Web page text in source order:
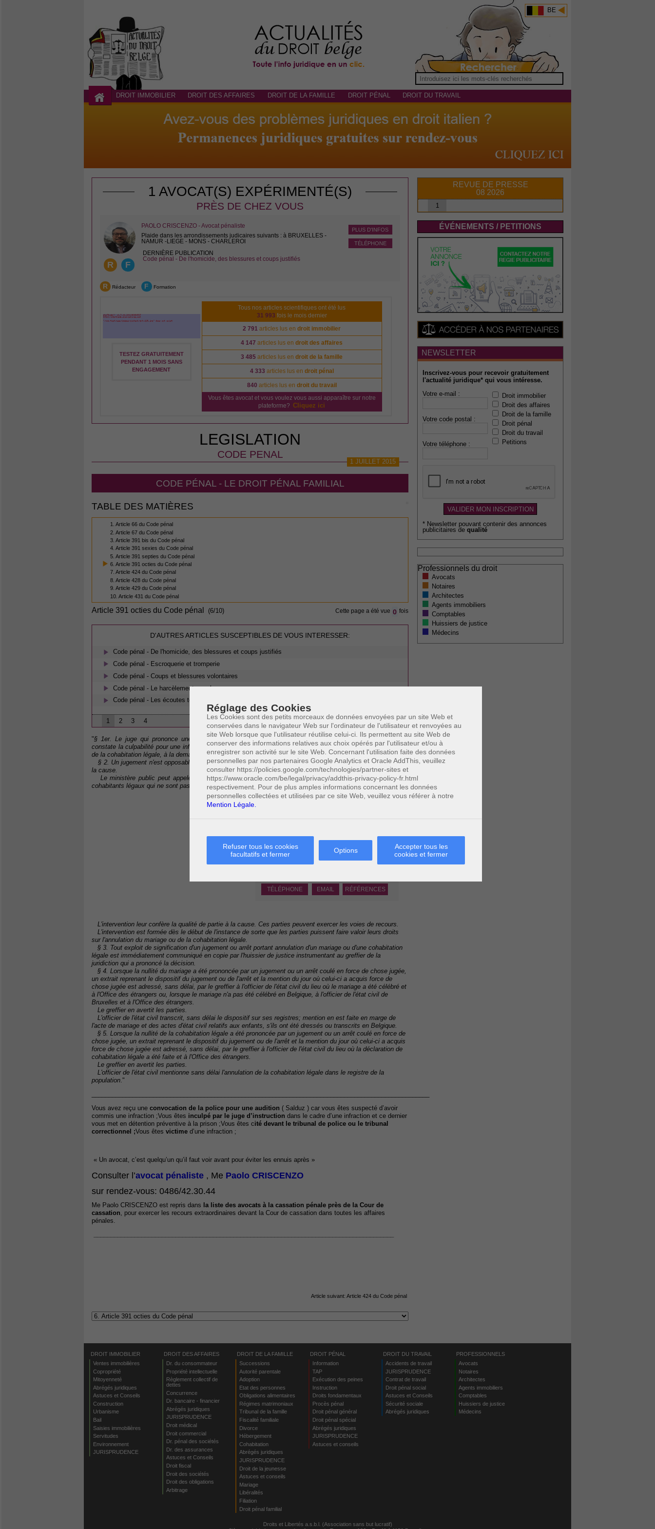
Réglage des Cookies
Les Cookies sont des petits morceaux de données envoyées par un site Web et
conservées dans le navigateur Web sur l'ordinateur de l'utilisateur et renvoyées au
site Web lorsque que l'utilisateur réutilise celui-ci. Ils permettent au site Web de
conserver des informations relatives aux choix opérés par l'utilisateur et/ou à
enregistrer son activité sur le site Web. Concernant l'utilisation faite des données
personnelles par nos partenaires Google Analytics et Oracle AddThis, veuillez
consulter https://policies.google.com/technologies/partner-sites et
https://www.oracle.com/be/legal/privacy/addthis-privacy-policy-fr.html
respectivement. Pour de plus amples informations concernant les données
personnelles collectées et utilisées par ce site Web, veuillez vous référer à notre
Mention Légale.
Refuser tous les cookies
facultatifs et fermer
Options
Accepter tous les
cookies et fermer
BE
DROIT IMMOBILIER DROIT DES AFFAIRES DROIT DE LA FAMILLE DROIT PÉNAL DROIT DU TRAVAIL
1 AVOCAT(S) EXPÉRIMENTÉ(S)
PRÈS DE CHEZ VOUS
R F
PLUS D'INFOS
TÉLÉPHONE
PAOLO CRISCENZO - Avocat pénaliste
Plaide dans les arrondissements judicaires suivants : à BRUXELLES -
NAMUR -LIEGE - MONS - CHARLEROI
DERNIÈRE PUBLICATION
Code pénal - De l'homicide, des blessures et coups justifiés
R Rédacteur F Formation
TESTEZ GRATUITEMENT
PENDANT 1 MOIS SANS
ENGAGEMENT
Tous nos articles scientifiques ont été lus
31 993 fois le mois dernier
2 791 articles lus endroit immobilier
4 147 articles lus endroit des affaires
3 485 articles lus endroit de la famille
4 333 articles lus en droit pénal
840 articles lus en droit du travail
Vous êtes avocat et vous voulez vous aussi apparaître sur notre
plateforme? Cliquez ici
LEGISLATION
CODE PENAL
1 JUILLET 2015
CODE PÉNAL - LE DROIT PÉNAL FAMILIAL
TABLE DES MATIÈRES
1. Article 66 du Code pénal
2. Article 67 du Code pénal
3. Article 391 bis du Code pénal
4. Article 391 sexies du Code pénal
5. Article 391 septies du Code pénal
6. Article 391 octies du Code pénal
7. Article 424 du Code pénal
8. Article 428 du Code pénal
9. Article 429 du Code pénal
10. Article 431 du Code pénal
Article 391 octies du Code pénal (6/10) Cette page a été vue 0 fois
D'AUTRES ARTICLES SUSCEPTIBLES DE VOUS INTERESSER:
Code pénal - De l'homicide, des blessures et coups justifiés
Code pénal - Escroquerie et tromperie
Code pénal - Coups et blessures volontaires
Code pénal - Le harcèlement moral
Code pénal - Les écoutes téléphoniques en procédure pénale
1 2 3 4
"§ 1er. Le juge qui prononce une condamnation sur la base des articles 391sexies ou 391septies ou qui
constate la culpabilité pour une infraction à ces dispositions, peut également prononcer la nullité du mariage ou
de la cohabitation légale, à la demande du procureur du Roi ou de toute partie ayant un intérêt à la cause.
§ 2. Un jugement n'est opposable aux époux ou aux cohabitants légaux que s'ils ont été parties ou appelés à
la cause.
Le ministère public peut appeler en intervention forcée l'époux ou les époux ou le cohabitant légal ou les
cohabitants légaux qui ne sont pas parties à la cause.
R
arrondissements judicaires
suivants : à BRUXELLES -
NAMUR -LIEGE - MONS -
TÉLÉPHONE EMAIL RÉFÉRENCES
L'intervention leur confère la qualité de partie à la cause. Ces parties peuvent exercer les voies de recours.
L'intervention est formée dès le début de l'instance de sorte que les parties puissent faire valoir leurs droits
sur l'annulation du mariage ou de la cohabitation légale.
§ 3. Tout exploit de signification d'un jugement ou arrêt portant annulation d'un mariage ou d'une cohabitation
légale est immédiatement communiqué en copie par l'huissier de justice instrumentant au greffier de la
juridiction qui a prononcé la décision.
§ 4. Lorsque la nullité du mariage a été prononcée par un jugement ou un arrêt coulé en force de chose jugée,
un extrait reprenant le dispositif du jugement ou de l'arrêt et la mention du jour où celui-ci a acquis force de
chose jugée est adressé, sans délai, par le greffier à l'officier de l'état civil du lieu où le mariage a été célébré et
à l'Office des étrangers ou, lorsque le mariage n'a pas été célébré en Belgique, à l'officier de l'état civil de
Bruxelles et à l'Office des étrangers.
Le greffier en avertit les parties.
L'officier de l'état civil transcrit, sans délai le dispositif sur ses registres; mention en est faite en marge de
l'acte de mariage et des actes d'état civil relatifs aux enfants, s'ils ont été dressés ou transcrits en Belgique.
§ 5. Lorsque la nullité de la cohabitation légale a été prononcée par un jugement ou un arrêt coulé en force de
chose jugée, un extrait reprenant le dispositif du jugement ou de l'arrêt et la mention du jour où celui-ci a acquis
force de chose jugée est adressé, sans délai, par le greffier à l'officier de l'état civil du lieu où la déclaration de
cohabitation légale a été faite et à l'Office des étrangers.
Le greffier en avertit les parties.
L'officier de l'état civil mentionne sans délai l'annulation de la cohabitation légale dans le registre de la
population ."
Vous avez reçu une convocation de la police pour une audition ( Salduz ) car vous êtes suspecté d’avoir
commis une infraction ;Vous êtes inculpé par le juge d’instruction dans le cadre d’une infraction et ce dernier
vous met en détention préventive à la prison ;Vous êtes cité devant le tribunal de police ou le tribunal
correctionnel ;Vous êtes victime d’une infraction ;
« Un avocat, c’est quelqu’un qu’il faut voir avant pour éviter les ennuis après »
Consulter l’avocat pénaliste , Me Paolo CRISCENZO
sur rendez-vous: 0486/42.30.44
Me Paolo CRISCENZO est repris dans la liste des avocats à la cassation pénale près de la Cour de
cassation , pour exercer les recours extraordinaires devant la Cour de cassation dans toutes les affaires
pénales.
Article suivant: Article 424 du Code pénal
REVUE DE PRESSE
08 2026
1
ÉVÉNEMENTS / PETITIONS
NEWSLETTER
Inscrivez-vous pour recevoir gratuitement
l'actualité juridique* qui vous intéresse.
Votre e-mail :
Votre code postal :
Votre téléphone :
Droit immobilier
Droit des affaires
Droit de la famille
Droit pénal
Droit du travail
Petitions
* Newsletter pouvant contenir des annonces
publicitaires de qualité
Professionnels du droit
Avocats
Notaires
Architectes
Agents immobiliers
Comptables
Huissiers de justice
Médecins
DROIT IMMOBILIER
Ventes immobilières
Copropriété
Mitoyenneté
Abrégés juridiques
Astuces et Conseils
Construction
Urbanisme
Bail
Saisies immobilières
Servitudes
Environnement
JURISPRUDENCE
DROIT DES AFFAIRES
Dr. du consommateur
Propriété intellectuelle
Règlement collectif de
dettes
Concurrence
Dr. bancaire - financier
Abrégés juridiques
JURISPRUDENCE
Droit médical
Droit commercial
Dr. pénal des sociétés
Dr. des assurances
Astuces et Conseils
Droit fiscal
Droit des sociétés
Droit des obligations
Arbitrage
DROIT DE LA FAMILLE
Successions
Autorité parentale
Adoption
Etat des personnes
Obligations alimentaires
Régimes matrimoniaux
Tribunal de la famille
Fiscalité familiale
Divorce
Hébergement
Cohabitation
Abrégés juridiques
JURISPRUDENCE
Droit de la jeunesse
Astuces et conseils
Mariage
Libéralités
Filiation
Droit pénal familial
DROIT PÉNAL
Information
TAP
Exécution des peines
Instruction
Droits fondamentaux
Procès pénal
Droit pénal général
Droit pénal spécial
Abrégés juridiques
JURISPRUDENCE
Astuces et conseils
DROIT DU TRAVAIL
Accidents de travail
JURISPRUDENCE
Contrat de travail
Droit pénal social
Astuces et Conseils
Sécurité sociale
Abrégés juridiques
PROFESSIONNELS
Avocats
Notaires
Architectes
Agents immobiliers
Comptables
Huissiers de justice
Médecins
Droits et Libertés a.s.b.l. (Association sans but lucratif)